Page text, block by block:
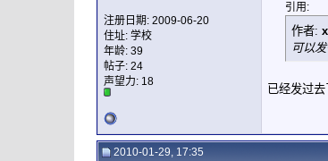
注册日期: 2009-06-20
住址: 学校
年龄: 39
帖子: 24
声望力: 18
引用:
作者:
可以
已经发过去
2010-01-29, 17:35